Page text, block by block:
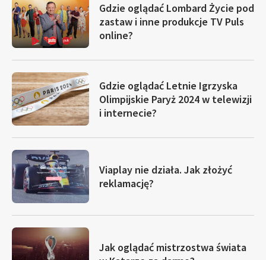
Gdzie oglądać Lombard Życie pod
zastaw i inne produkcje TV Puls
online?
Gdzie oglądać Letnie Igrzyska
Olimpijskie Paryż 2024 w telewizji
i internecie?
Viaplay nie działa. Jak złożyć
reklamację?
Jak oglądać mistrzostwa świata